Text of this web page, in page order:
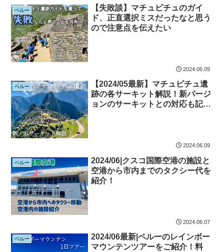
ペルー
【失敗談】マチュピチュのガイ
ド、正直選択ミスだったなと思う
ので注意点を伝えたい
2024.06.09
ペルー
【2024/05最新】マチュピチュ遺
跡の各サーキット解説！新バージ
ョンのサーキットとの対応も記
2024.06.09
ペルー
2024/06|クスコ国際空港の施設と
空港から市内までのタクシー代を
紹介！
2024.06.07
ペルー
2024/06最新|ペルーのレインボー
マウンテンツアーをご紹介！料